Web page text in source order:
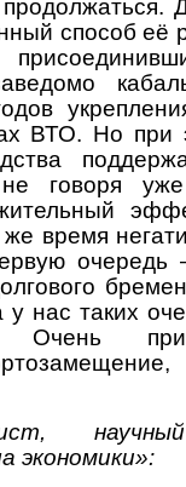
способ её
ВТО. Но при
говоря
время
очередь
нас таких
Очень
экономики»: